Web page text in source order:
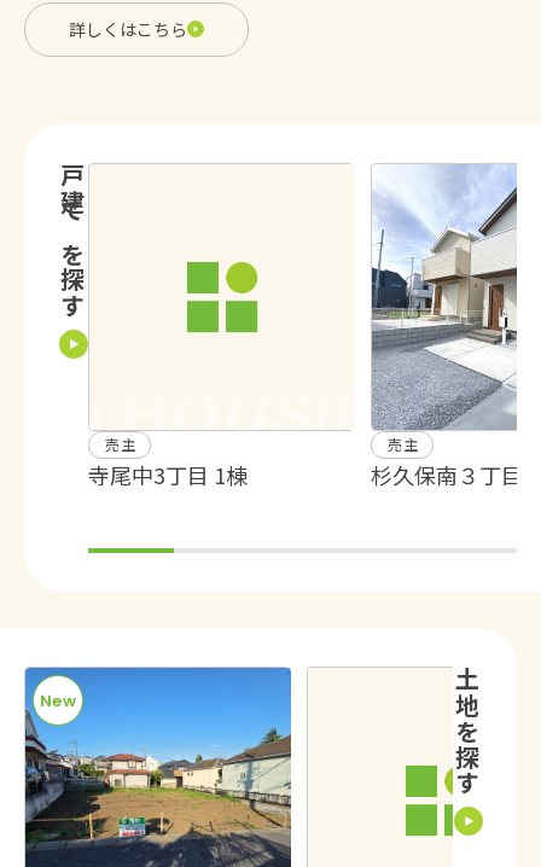
詳しくはこちら
戸建てを探す
売主
寺尾中3丁目 1棟
売主
杉久保南３丁目
土地を探す
New